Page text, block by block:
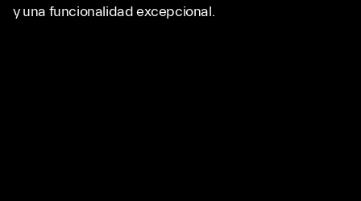
y una funcionalidad excepcional.